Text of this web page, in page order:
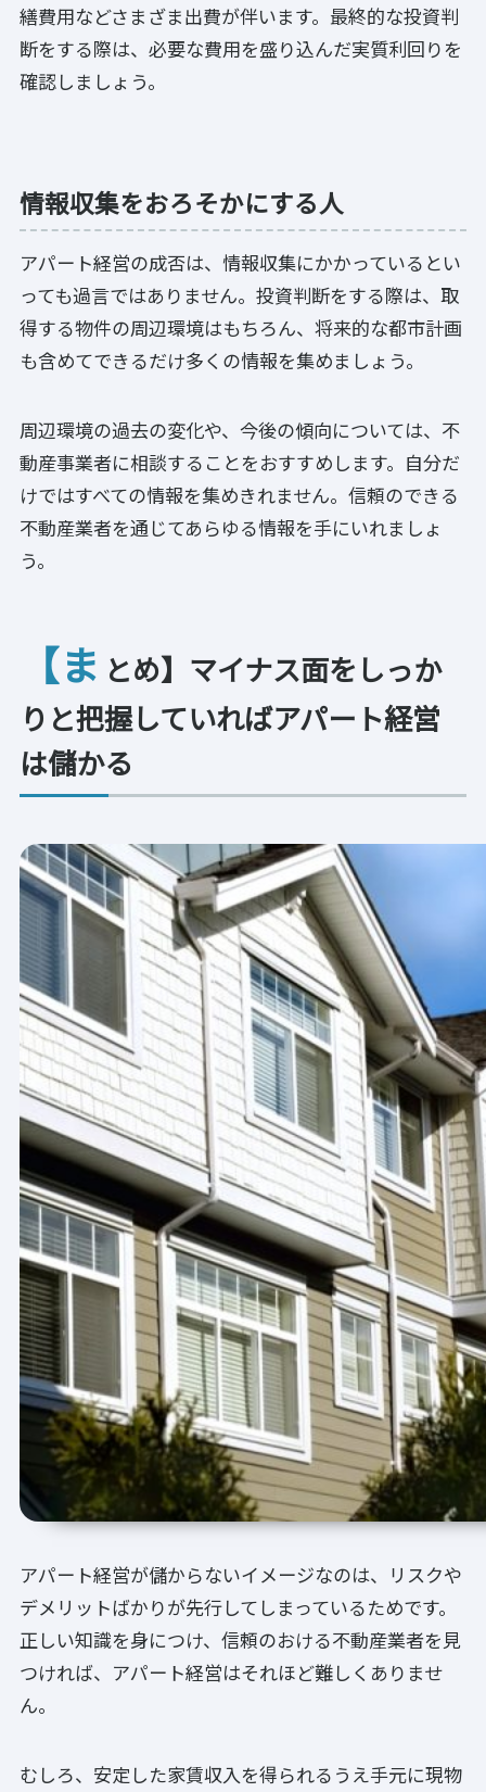
繕費用などさまざま出費が伴います。最終的な投資判
断をする際は、必要な費用を盛り込んだ実質利回りを
確認しましょう。
情報収集をおろそかにする人
アパート経営の成否は、情報収集にかかっているとい
っても過言ではありません。投資判断をする際は、取
得する物件の周辺環境はもちろん、将来的な都市計画
も含めてできるだけ多くの情報を集めましょう。
周辺環境の過去の変化や、今後の傾向については、不
動産事業者に相談することをおすすめします。自分だ
けではすべての情報を集めきれません。信頼のできる
不動産業者を通じてあらゆる情報を手にいれましょ
う。
【ま とめ】マイナス面をしっか
りと把握していればアパート経営
は儲かる
アパート経営が儲からないイメージなのは、リスクや
デメリットばかりが先行してしまっているためです。
正しい知識を身につけ、信頼のおける不動産業者を見
つければ、アパート経営はそれほど難しくありませ
ん。
むしろ、安定した家賃収入を得られるうえ手元に現物